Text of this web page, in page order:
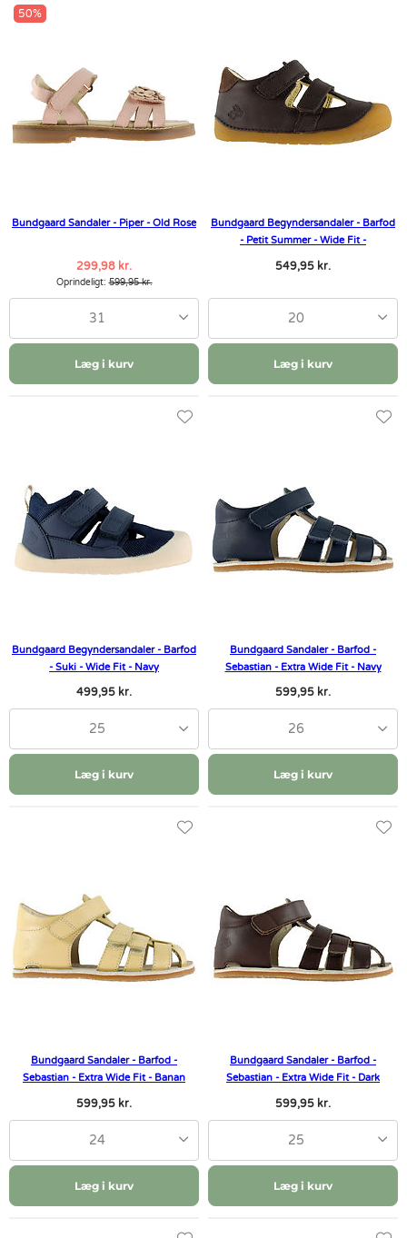
50%
Bundgaard Sandaler - Piper - Old Rose
299,98 kr.
Oprindeligt:599,95 kr.
31
Læg i kurv
Bundgaard Begyndersandaler - Barfod
- Petit Summer - Wide Fit -
549,95 kr.
20
Læg i kurv
Bundgaard Begyndersandaler - Barfod
- Suki - Wide Fit - Navy
499,95 kr.
25
Læg i kurv
Bundgaard Sandaler - Barfod -
Sebastian - Extra Wide Fit - Navy
599,95 kr.
26
Læg i kurv
Bundgaard Sandaler - Barfod -
Sebastian - Extra Wide Fit - Banan
599,95 kr.
24
Læg i kurv
Bundgaard Sandaler - Barfod -
Sebastian - Extra Wide Fit - Dark
599,95 kr.
25
Læg i kurv